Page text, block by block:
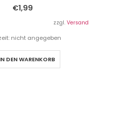
€1,99
zzgl. Versand
nicht angegeben
IN DEN WARENKORB